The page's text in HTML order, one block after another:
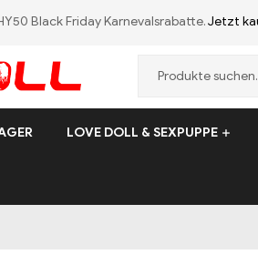
Black Friday Karnevalsrabatte.Jetzt
LOVE DOLL & SEXPUPPE